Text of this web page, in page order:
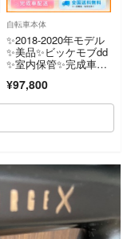
自転車本体
✨2018-2020年モデル
✨美品✨ビッケモブdd
✨室内保管✨完成車配
¥97,800